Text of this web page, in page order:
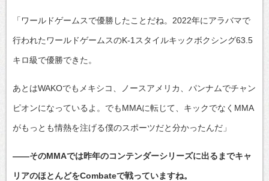
「ワールドゲームスで優勝したことだね。2022年にアラバマで
行われたワールドゲームスのK-1スタイルキックボクシング63.5
キロ級で優勝できた。
あとはWAKOでもメキシコ、ノースアメリカ、パンナムでチャン
ピオンになっているよ。でもMMAに転じて、キックでなくMMA
がもっとも情熱を注げる僕のスポーツだと分かったんだ」
――そのMMAでは昨年のコンテンダーシリーズに出るまでキャ
リアのほとんどをCombateで戦っていますね。